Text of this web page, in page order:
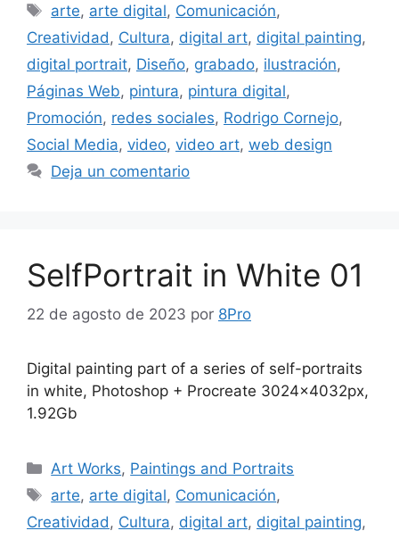
arte, arte digital, Comunicación,
Creatividad , Cultura, digital art, digital painting,
digital portrait, Diseño, grabado, ilustración,
Páginas Web, pintura, pintura digital,
Promoción, redes sociales, Rodrigo Cornejo,
Social Media, video, video art, web design
Deja un comentario
SelfPortrait in White 01
22 de agosto de 2023 por 8Pro
Digital painting part of a series of self-portraits
in white, Photoshop + Procreate 3024x4032px,
1.92Gb
Art Works, Paintings and Portraits
arte, arte digital, Comunicación,
Creatividad, Cultura, digital art, digital painting,